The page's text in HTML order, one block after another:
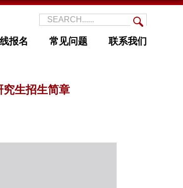
报名 常见问题 联系我们
究生招生简章